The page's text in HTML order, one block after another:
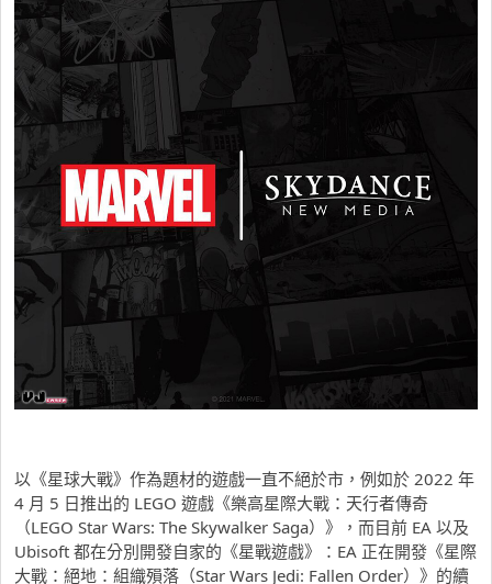
以《星球大戰》作為題材的遊戲一直不絕於市，例如於 2022 年
4 月 5 日推出的 LEGO 遊戲《樂高星際大戰：天行者傳奇
（LEGO Star Wars: The Skywalker Saga）》，而目前 EA 以及
Ubisoft 都在分別開發自家的《星戰遊戲》：EA 正在開發《星際
大戰：絕地：組織殞落（Star Wars Jedi: Fallen Order）》的續